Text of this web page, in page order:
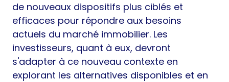
de nouveaux dispositifs plus ciblés et
efficaces pour répondre aux besoins
actuels du marché immobilier. Les
investisseurs, quant à eux, devront
s'adapter à ce nouveau contexte en
explorant les alternatives disponibles et en